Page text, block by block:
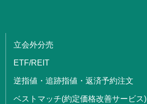
立会外分売
ETF/REIT
逆指値・追跡指値・返済予約注文
ベストマッチ(約定価格改善サービス)